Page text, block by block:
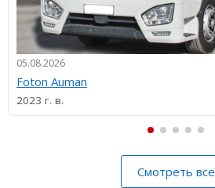
05.08.2026
Foton Auman
2023 г. в.
Смотреть все